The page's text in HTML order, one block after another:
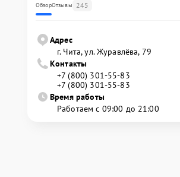
ОбзорОтзывы 245
Адрес
г. Чита, ул. Журавлёва, 79
Контакты
+7 (800) 301-55-83
+7 (800) 301-55-83
Время работы
Работаем с 09:00 до 21:00